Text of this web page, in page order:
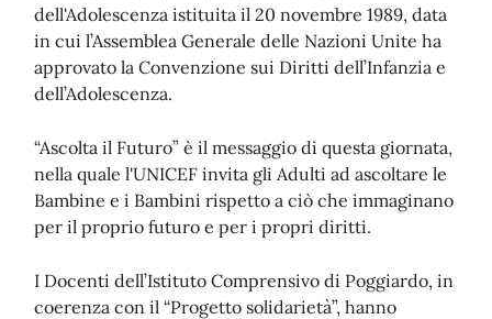
dell'Adolescenza istituita il 20 novembre 1989, data
in cui l’Assemblea Generale delle Nazioni Unite ha
approvato la Convenzione sui Diritti dell’Infanzia e
dell’Adolescenza.
“Ascolta il Futuro” è il messaggio di questa giornata,
nella quale l'UNICEF invita gli Adulti ad ascoltare le
Bambine e i Bambini rispetto a ciò che immaginano
per il proprio futuro e per i propri diritti.
I Docenti dell’Istituto Comprensivo di Poggiardo, in
coerenza con il “Progetto solidarietà”, hanno